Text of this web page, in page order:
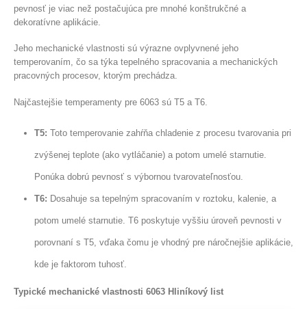
pevnosť je viac než postačujúca pre mnohé konštrukčné a
dekoratívne aplikácie.
Jeho mechanické vlastnosti sú výrazne ovplyvnené jeho
temperovaním, čo sa týka tepelného spracovania a mechanických
pracovných procesov, ktorým prechádza.
Najčastejšie temperamenty pre 6063 sú T5 a T6.
T5: Toto temperovanie zahŕňa chladenie z procesu tvarovania pri
zvýšenej teplote (ako vytláčanie) a potom umelé starnutie.
Ponúka dobrú pevnosť s výbornou tvarovateľnosťou.
T6: Dosahuje sa tepelným spracovaním v roztoku, kalenie, a
potom umelé starnutie. T6 poskytuje vyššiu úroveň pevnosti v
porovnaní s T5, vďaka čomu je vhodný pre náročnejšie aplikácie,
kde je faktorom tuhosť.
Typické mechanické vlastnosti 6063 Hliníkový list